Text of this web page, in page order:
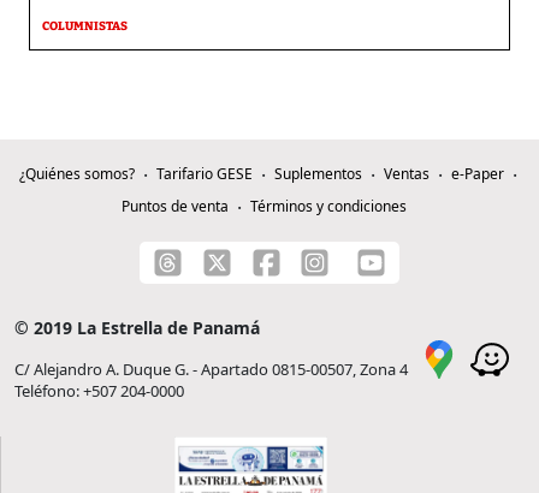
COLUMNISTAS
¿Quiénes somos? Tarifario GESE Suplementos Ventas
e-Paper
Puntos de venta
Términos y condiciones
© 2019 La Estrella de Panamá
C/ Alejandro A. Duque G. - Apartado 0815-00507, Zona 4
Teléfono: +507 204-0000